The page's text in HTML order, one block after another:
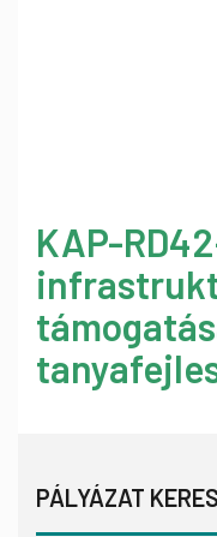
KAP-
PÁLYÁZAT